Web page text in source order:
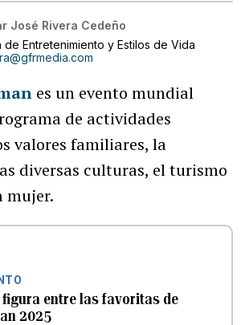
José Rivera Cedeño
de Entretenimiento y Estilos de Vida
es un evento mundial
de actividades
valores familiares, la
diversas culturas, el turismo
mujer.
entre las favoritas de
2025